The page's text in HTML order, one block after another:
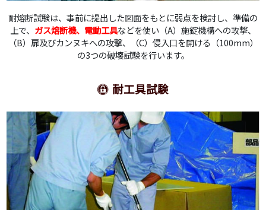
耐熔断試験は、事前に提出した図面をもとに弱点を検討し、準備の
上で、 ガス熔断機、電動工具などを使い（A）施錠機構への攻撃、
（B）扉及びカンヌキへの攻撃、（C）侵入口を開ける（100mm）
の3つの破壊試験を行います。
耐工具試験